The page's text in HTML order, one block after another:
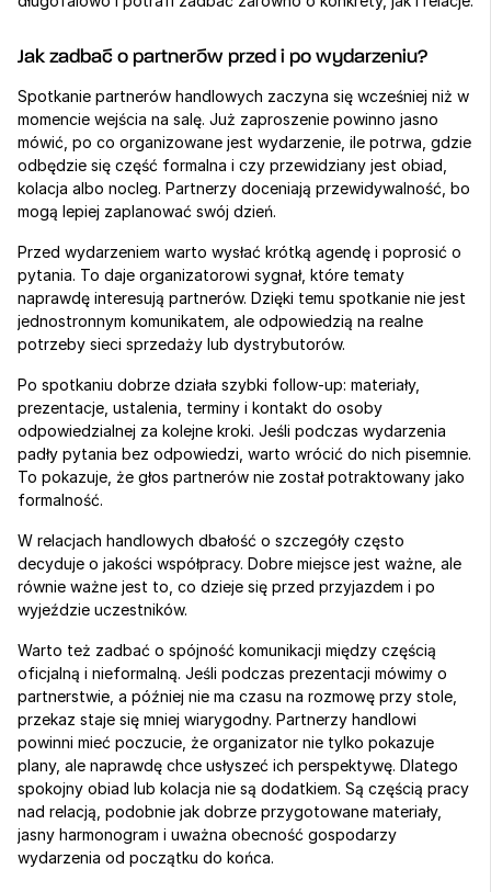
Jak zadbać o partnerów przed i po wydarzeniu?
Spotkanie partnerów handlowych zaczyna się wcześniej niż w
momencie wejścia na salę. Już zaproszenie powinno jasno
mówić, po co organizowane jest wydarzenie, ile potrwa, gdzie
odbędzie się część formalna i czy przewidziany jest obiad,
kolacja albo nocleg. Partnerzy doceniają przewidywalność, bo
mogą lepiej zaplanować swój dzień.
Przed wydarzeniem warto wysłać krótką agendę i poprosić o
pytania. To daje organizatorowi sygnał, które tematy
naprawdę interesują partnerów. Dzięki temu spotkanie nie jest
jednostronnym komunikatem, ale odpowiedzią na realne
potrzeby sieci sprzedaży lub dystrybutorów.
Po spotkaniu dobrze działa szybki follow-up: materiały,
prezentacje, ustalenia, terminy i kontakt do osoby
odpowiedzialnej za kolejne kroki. Jeśli podczas wydarzenia
padły pytania bez odpowiedzi, warto wrócić do nich pisemnie.
To pokazuje, że głos partnerów nie został potraktowany jako
formalność.
W relacjach handlowych dbałość o szczegóły często
decyduje o jakości współpracy. Dobre miejsce jest ważne, ale
równie ważne jest to, co dzieje się przed przyjazdem i po
wyjeździe uczestników.
Warto też zadbać o spójność komunikacji między częścią
oficjalną i nieformalną. Jeśli podczas prezentacji mówimy o
partnerstwie, a później nie ma czasu na rozmowę przy stole,
przekaz staje się mniej wiarygodny. Partnerzy handlowi
powinni mieć poczucie, że organizator nie tylko pokazuje
plany, ale naprawdę chce usłyszeć ich perspektywę. Dlatego
spokojny obiad lub kolacja nie są dodatkiem. Są częścią pracy
nad relacją, podobnie jak dobrze przygotowane materiały,
jasny harmonogram i uważna obecność gospodarzy
wydarzenia od początku do końca.